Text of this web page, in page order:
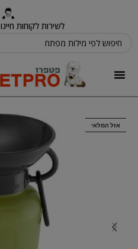
לשירות לקוחות חייגו
אזל המלאי